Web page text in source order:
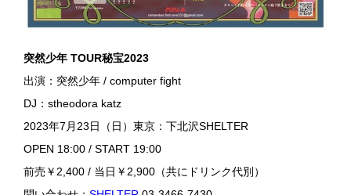
突然少年 TOUR秘宝2023
出演：突然少年 / computer fight
DJ：stheodora katz
2023年7月23日（日）東京：下北沢SHELTER
OPEN 18:00 / START 19:00
前売￥2,400 / 当日￥2,900（共にドリンク代別）